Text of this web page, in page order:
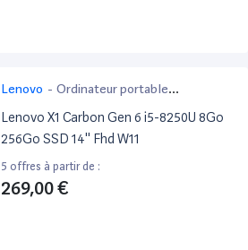
Lenovo - Ordinateur portable
bureautique
Lenovo X1 Carbon Gen 6 i5-8250U 8Go
256Go SSD 14'' Fhd W11
5 offres à partir de :
269,00 €